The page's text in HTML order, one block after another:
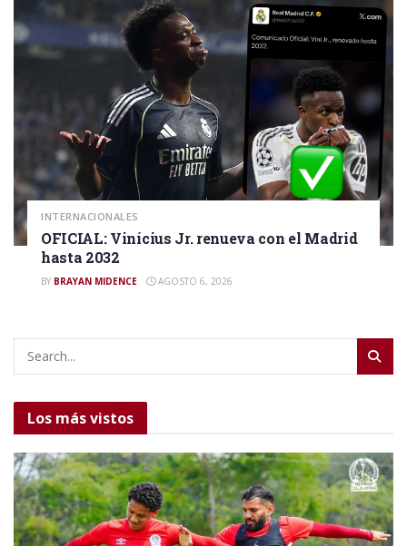
INTERNACIONALES
OFICIAL: Vinícius Jr. renueva con el Madrid
hasta 2032
BY BRAYAN MIDENCE AGOSTO 6, 2026
Los más vistos